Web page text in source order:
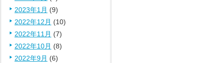
2023年1月 (9)
2022年12月 (10)
2022年11月 (7)
2022年10月 (8)
2022年9月 (6)